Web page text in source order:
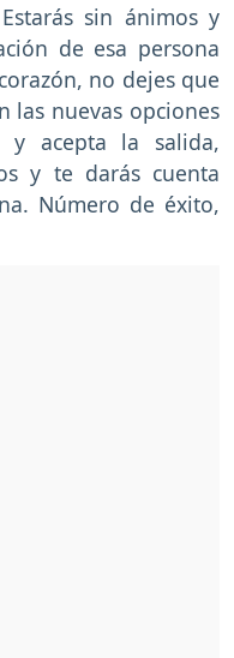
Estarás sin ánimos y
de esa persona
no dejes que
las nuevas opciones
acepta la salida,
y te darás cuenta
Número de éxito,